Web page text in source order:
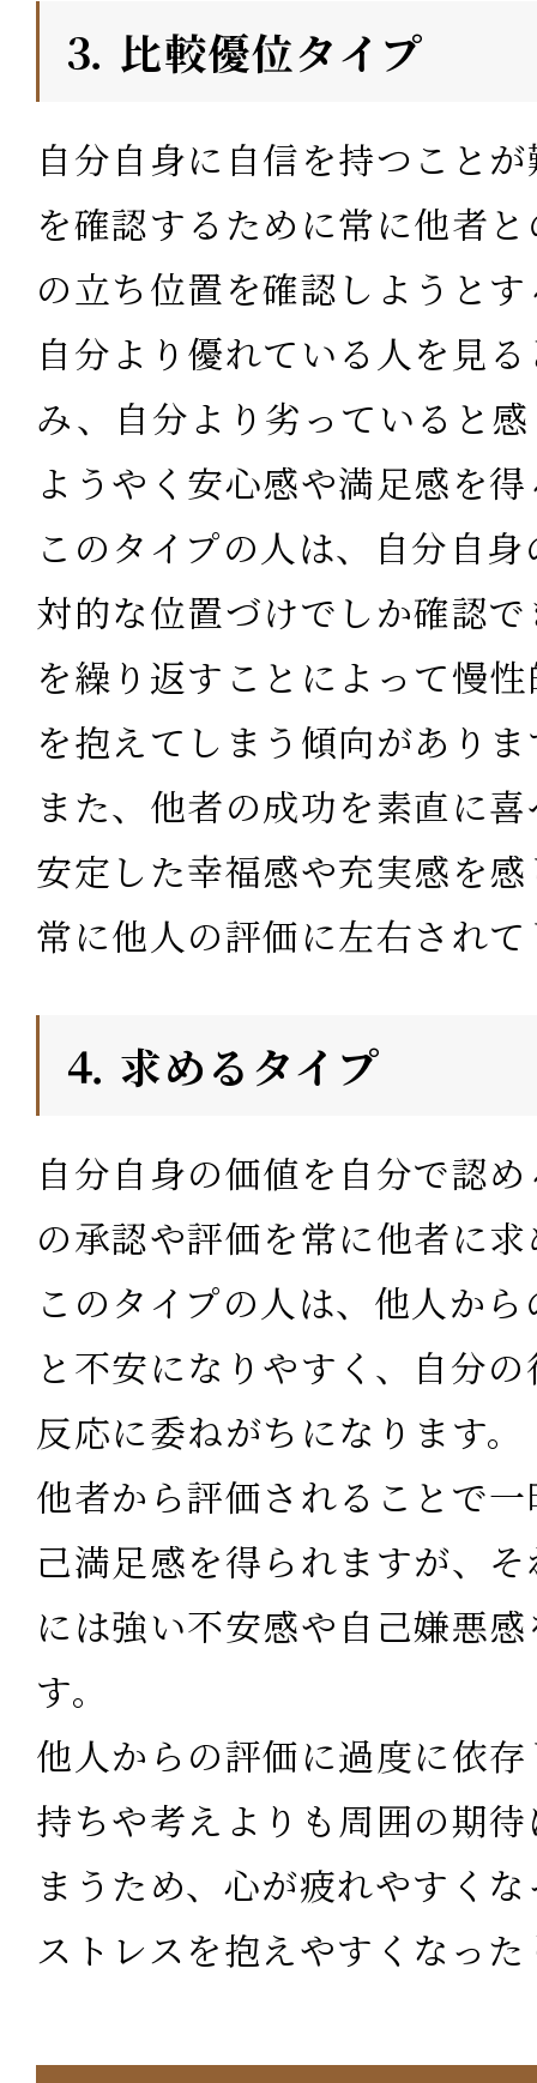
⒊ 比較優位タイプ
自分自身に自信を持つこと
を確認するために常に他者
の立ち位置を確認しようと
自分より優れている人を見
み、自分より劣っていると
ようやく安心感や満足感を
このタイプの人は、自分自
対的な位置づけでしか確認
を繰り返すことによって慢
を抱えてしまう傾向がありま
また、他者の成功を素直に
安定した幸福感や充実感を
常に他人の評価に左右され
⒋ 求めるタイプ
自分自身の価値を自分で認
の承認や評価を常に他者に
このタイプの人は、他人か
と不安になりやすく、自分
反応に委ねがちになります。
他者から評価されることで
己満足感を得られますが、
には強い不安感や自己嫌悪
す。
他人からの評価に過度に依
持ちや考えよりも周囲の期
まうため、心が疲れやすく
ストレスを抱えやすくなっ